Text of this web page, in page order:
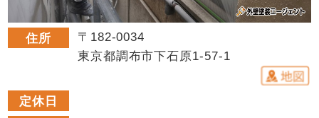
住所
〒182-0034
東京都調布市下石原1-57-1
定休日